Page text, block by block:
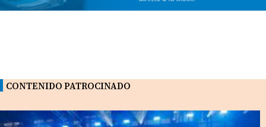
CONTENIDO PATROCINADO